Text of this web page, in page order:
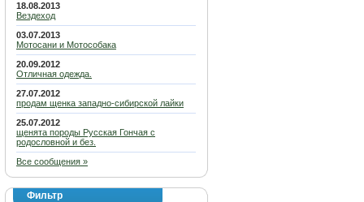
18.08.2013
Вездеход
03.07.2013
Мотосани и Мотособака
20.09.2012
Отличная одежда.
27.07.2012
продам щенка западно-сибирской лайки
25.07.2012
щенята породы Русская Гончая с
родословной и без.
Все сообщения »
Фильтр